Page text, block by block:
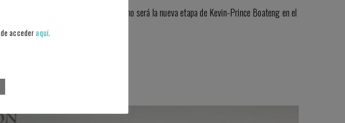
En Olocip hemos analizado cómo será la nueva etapa de Kevin-Prince Boateng en el
conocer […]
accederaquí.